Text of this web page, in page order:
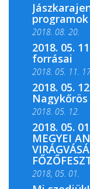
programok
2018. 08. 20.
2018. 05.
forrásai
2018. 05. 11.
2018. 05. 11.
2018. 05.
Nagykőrös
2018. 05. 12.
2018. 05.
MEGYEI
2018, 05. 01.